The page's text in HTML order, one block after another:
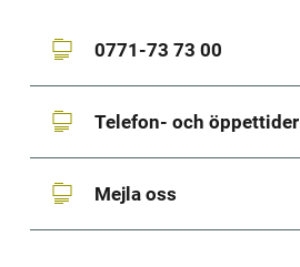
0771-73 73 00
Telefon- och öppettider
Mejla oss